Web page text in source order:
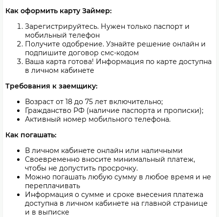
Как оформить карту Займер:
Зарегистрируйтесь. Нужен только паспорт и
мобильный телефон
Получите одобрение. Узнайте решение онлайн и
подпишите договор смс-кодом
Ваша карта готова! Информация по карте доступна
в личном кабинете
Требования к заемщику:
Возраст от 18 до 75 лет включительно;
Гражданство РФ (наличие паспорта и прописки);
Активный номер мобильного телефона.
Как погашать:
В личном кабинете онлайн или наличными
Своевременно вносите минимальный платеж,
чтобы не допустить просрочку.
Можно погашать любую сумму в любое время и не
переплачивать
Информация о сумме и сроке внесения платежа
доступна в личном кабинете на главной странице
и в выписке